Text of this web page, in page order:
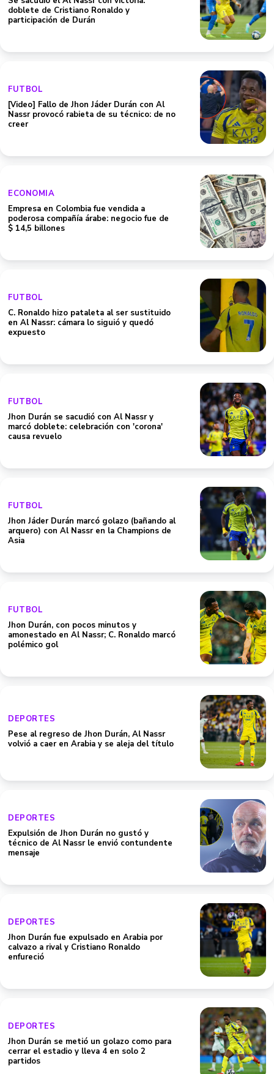
doblete de Cristiano Ronaldo y
participación de Durán
FUTBOL
[Video] Fallo de Jhon Jáder Durán con Al
Nassr provocó rabieta de su técnico: de no
creer
ECONOMIA
Empresa en Colombia fue vendida a
poderosa compañía árabe: negocio fue de
$ 14,5 billones
FUTBOL
C. Ronaldo hizo pataleta al ser sustituido
en Al Nassr: cámara lo siguió y quedó
expuesto
FUTBOL
Jhon Durán se sacudió con Al Nassr y
marcó doblete: celebración con 'corona'
causa revuelo
FUTBOL
Jhon Jáder Durán marcó golazo (bañando al
arquero) con Al Nassr en la Champions de
Asia
FUTBOL
Jhon Durán, con pocos minutos y
amonestado en Al Nassr; C. Ronaldo marcó
polémico gol
DEPORTES
Pese al regreso de Jhon Durán, Al Nassr
volvió a caer en Arabia y se aleja del título
DEPORTES
Expulsión de Jhon Durán no gustó y
técnico de Al Nassr le envió contundente
mensaje
DEPORTES
Jhon Durán fue expulsado en Arabia por
calvazo a rival y Cristiano Ronaldo
enfureció
DEPORTES
Jhon Durán se metió un golazo como para
cerrar el estadio y lleva 4 en solo 2
partidos